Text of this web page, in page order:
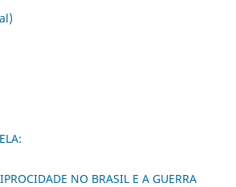
NO BRASIL E A GUERRA